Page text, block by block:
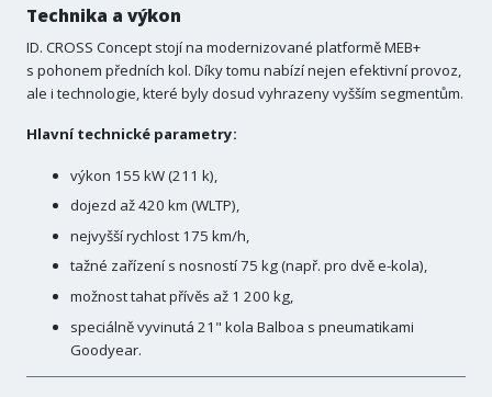
Technika a výkon
ID. CROSS Concept stojí na modernizované platformě MEB+
s pohonem předních kol. Díky tomu nabízí nejen efektivní provoz,
ale i technologie, které byly dosud vyhrazeny vyšším segmentům.
Hlavní technické parametry:
výkon 155 kW (211 k),
dojezd až 420 km (WLTP),
nejvyšší rychlost 175 km/h,
tažné zařízení s nosností 75 kg (např. pro dvě e-kola),
možnost tahat přívěs až 1 200 kg,
speciálně vyvinutá 21" kola Balboa s pneumatikami
Goodyear.